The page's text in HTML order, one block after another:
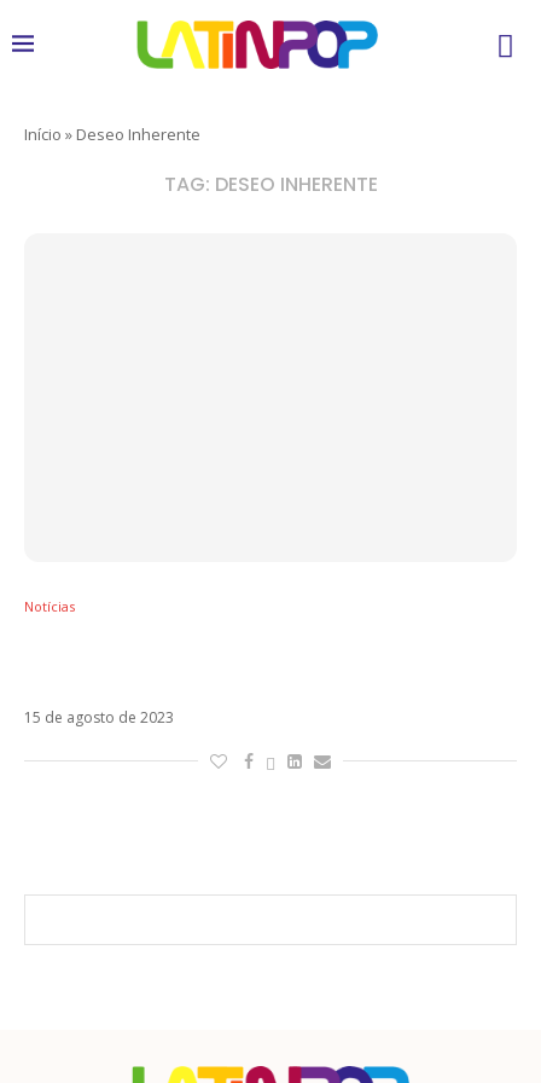
Início » Deseo Inherente
TAG: DESEO INHERENTE
Notícias
15 de agosto de 2023